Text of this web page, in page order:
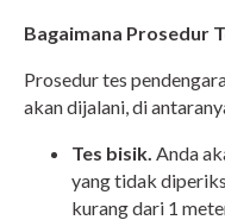
Bagaimana Prosedur
Prosedur tes
akan dijalani, di
Tes bisik. Anda
yang tidak
kurang dari 1